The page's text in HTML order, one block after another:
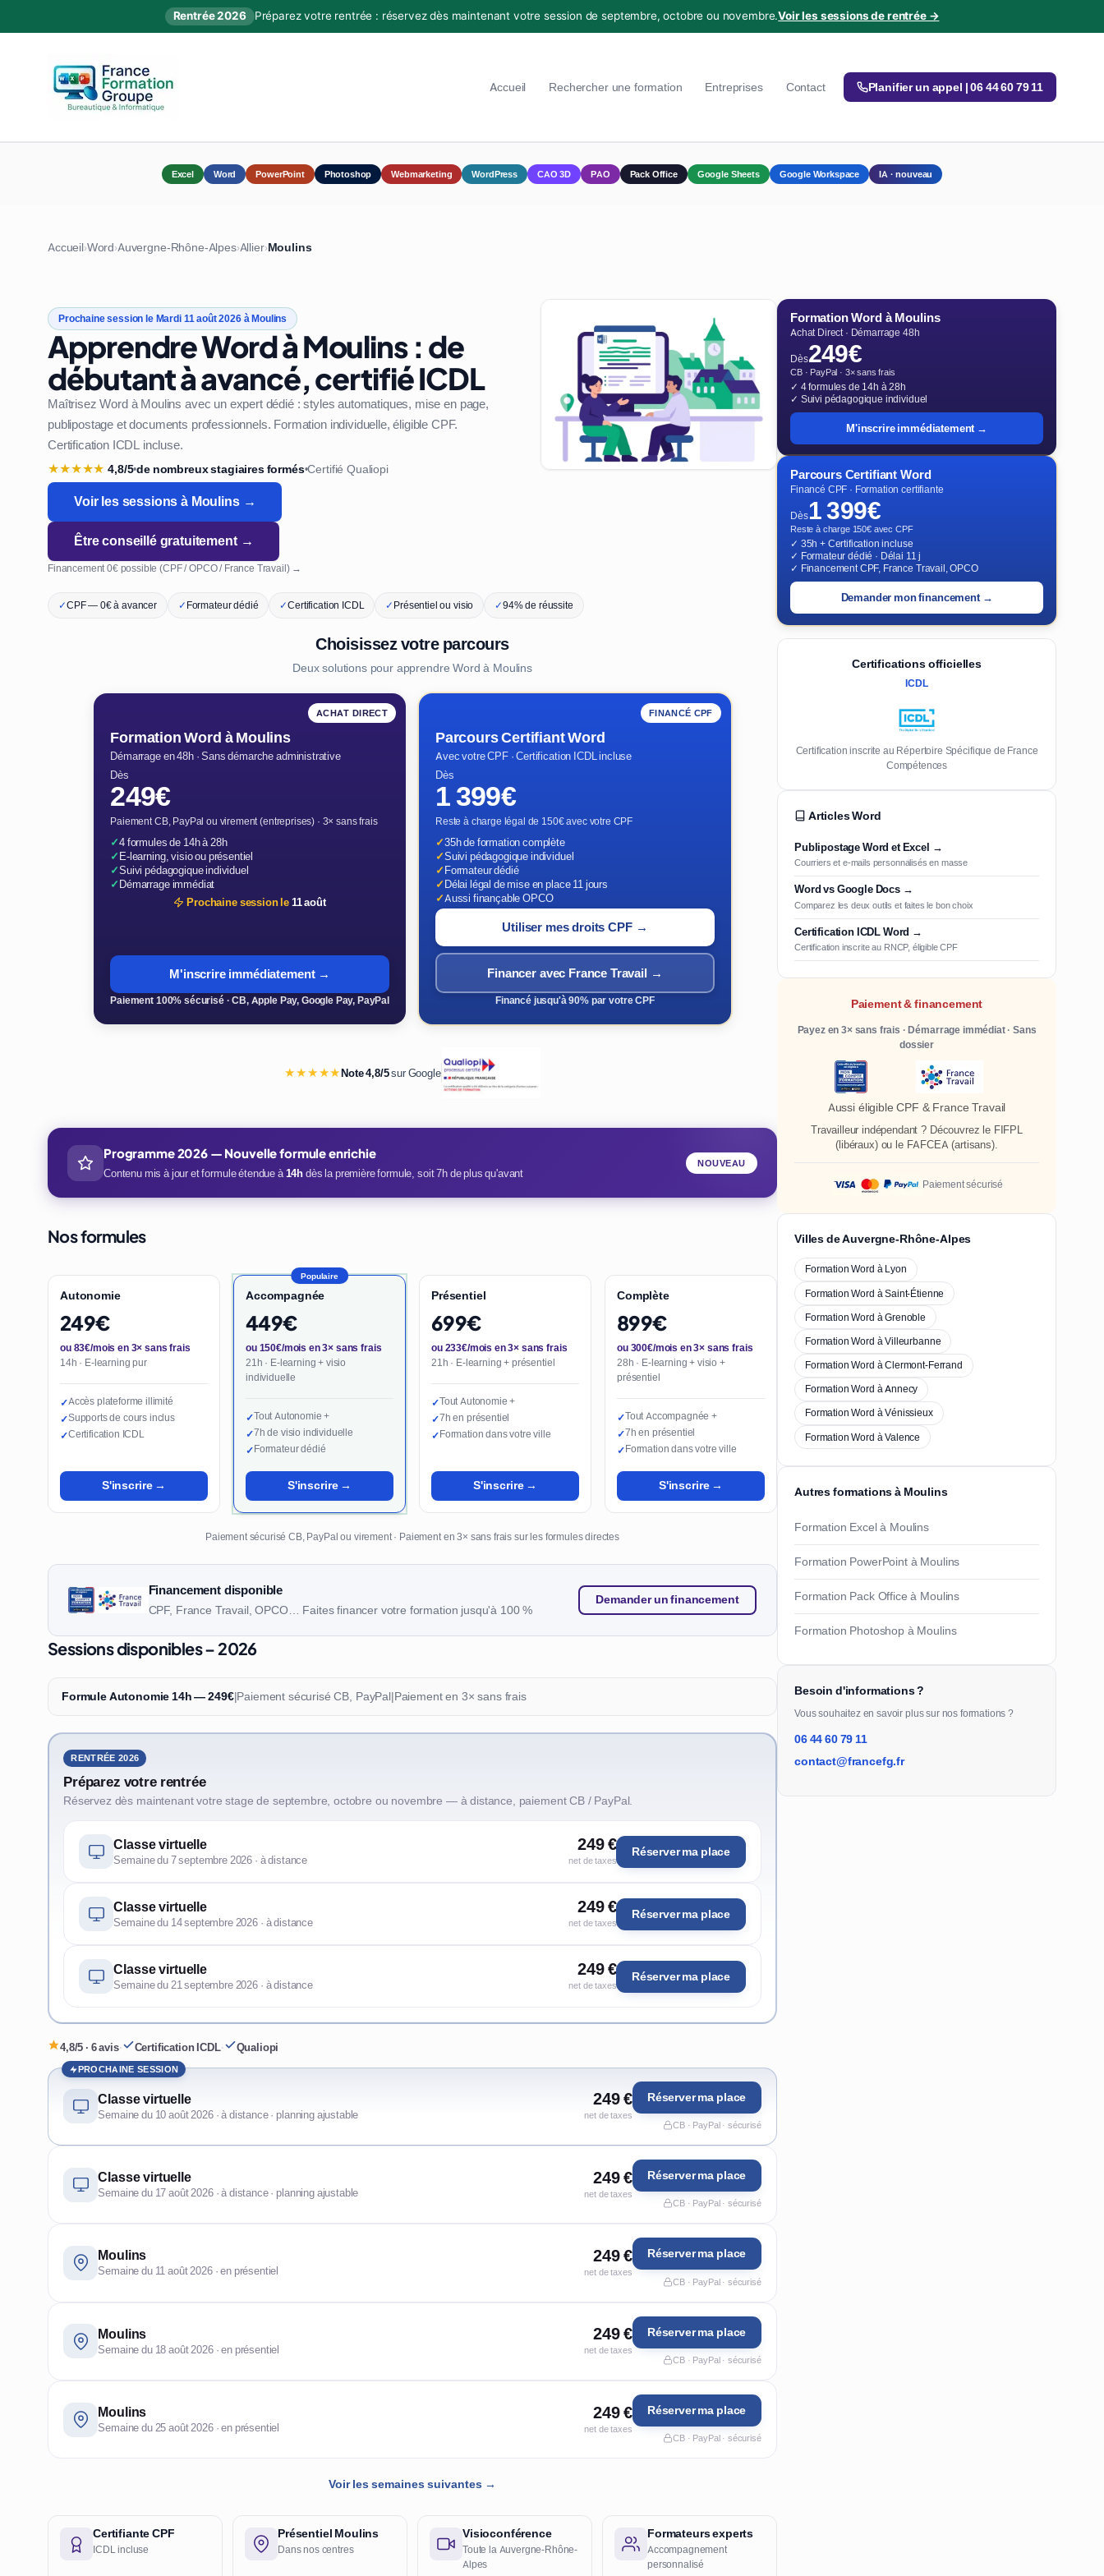
Rentrée 2026 Préparez votre rentrée : réservez dès maintenant votre session de septembre, octobre ou novembre.Voir les sessions de rentrée →
Accueil Rechercher une formation Entreprises Contact Planifier un appel | 06 44 60 79 11
Excel Word PowerPoint Photoshop Webmarketing WordPress CAO 3D PAO Pack Office Google Sheets Google Workspace IA · nouveau
Accueil›Word›Auvergne-Rhône-Alpes›Allier›Moulins
Prochaine session le Mardi 11 août 2026 à Moulins
Apprendre Word à Moulins : de
débutant à avancé, certifié ICDL
Maîtrisez Word à Moulins avec un expert dédié : styles automatiques, mise en page,
publipostage et documents professionnels. Formation individuelle, éligible CPF.
Certification ICDL incluse.
★★★★★ 4,8/5•de nombreux stagiaires formés•Certifié Qualiopi
Voir les sessions à Moulins →
Être conseillé gratuitement →
Financement 0€ possible (CPF / OPCO / France Travail) →
✓CPF — 0€ à avancer ✓Formateur dédié ✓Certification ICDL ✓Présentiel ou visio ✓94% de réussite
Choisissez votre parcours
Deux solutions pour apprendre Word à Moulins
ACHAT DIRECT
Formation Word à Moulins
Démarrage en 48h · Sans démarche administrative
Dès
249€
Paiement CB, PayPal ou virement (entreprises) · 3× sans frais
✓4 formules de 14h à 28h
✓E-learning, visio ou présentiel
✓Suivi pédagogique individuel
✓Démarrage immédiat
Prochaine session le11 août
M'inscrire immédiatement →
Paiement 100% sécurisé · CB, Apple Pay, Google Pay, PayPal
FINANCÉ CPF
Parcours Certifiant Word
Avec votre CPF · Certification ICDL incluse
Dès
1 399€
Reste à charge légal de 150€ avec votre CPF
✓35h de formation complète
✓Suivi pédagogique individuel
✓Formateur dédié
✓Délai légal de mise en place 11 jours
✓Aussi finançable OPCO
Utiliser mes droits CPF →
Financer avec France Travail →
Financé jusqu'à 90% par votre CPF
★★★★★Note 4,8/5sur Google
Programme 2026 — Nouvelle formule enrichie
Contenu mis à jour et formule étendue à14hdès la première formule, soit 7h de plus qu'avant
NOUVEAU
Nos formules
Autonomie
249€
ou 83€/mois en 3× sans frais
14h · E-learning pur
✓Accès plateforme illimité
✓Supports de cours inclus
✓Certification ICDL
S'inscrire →
Populaire
Accompagnée
449€
ou 150€/mois en 3× sans frais
21h · E-learning + visio
individuelle
✓Tout Autonomie +
✓7h de visio individuelle
✓Formateur dédié
S'inscrire →
Présentiel
699€
ou 233€/mois en 3× sans frais
21h · E-learning + présentiel
✓Tout Autonomie +
✓7h en présentiel
✓Formation dans votre ville
S'inscrire →
Complète
899€
ou 300€/mois en 3× sans frais
28h · E-learning + visio +
présentiel
✓Tout Accompagnée +
✓7h en présentiel
✓Formation dans votre ville
S'inscrire →
Paiement sécurisé CB, PayPal ou virement · Paiement en 3× sans frais sur les formules directes
Financement disponible
CPF, France Travail, OPCO… Faites financer votre formation jusqu'à 100 %
Demander un financement
Sessions disponibles – 2026
Formule Autonomie 14h — 249€|Paiement sécurisé CB, PayPal|Paiement en 3× sans frais
RENTRÉE 2026
Préparez votre rentrée
Réservez dès maintenant votre stage de septembre, octobre ou novembre — à distance, paiement CB / PayPal.
Classe virtuelle
Semaine du 7 septembre 2026 · à distance
249 €
net de taxes
Réserver ma place
Classe virtuelle
Semaine du 14 septembre 2026 · à distance
249 €
net de taxes
Réserver ma place
Classe virtuelle
Semaine du 21 septembre 2026 · à distance
249 €
net de taxes
Réserver ma place
4,8/5 · 6 avis· Certification ICDL· Qualiopi
PROCHAINE SESSION
Classe virtuelle
Semaine du 10 août 2026 · à distance · planning ajustable
249 €
net de taxes
Réserver ma place
CB · PayPal · sécurisé
Classe virtuelle
Semaine du 17 août 2026 · à distance · planning ajustable
249 €
net de taxes
Réserver ma place
CB · PayPal · sécurisé
Moulins
Semaine du 11 août 2026 · en présentiel
249 €
net de taxes
Réserver ma place
CB · PayPal · sécurisé
Moulins
Semaine du 18 août 2026 · en présentiel
249 €
net de taxes
Réserver ma place
CB · PayPal · sécurisé
Moulins
Semaine du 25 août 2026 · en présentiel
249 €
net de taxes
Réserver ma place
CB · PayPal · sécurisé
Voir les semaines suivantes →
Certifiante CPF
ICDL incluse
Présentiel Moulins
Dans nos centres
Visioconférence
Toute la Auvergne-Rhône-
Alpes
Formateurs experts
Accompagnement
personnalisé
Formation Word à Moulins
Achat Direct · Démarrage 48h
Dès249€
CB · PayPal · 3× sans frais
✓ 4 formules de 14h à 28h
✓ Suivi pédagogique individuel
M'inscrire immédiatement →
Parcours Certifiant Word
Financé CPF · Formation certifiante
Dès1 399€
Reste à charge 150€ avec CPF
✓ 35h + Certification incluse
✓ Formateur dédié · Délai 11 j
✓ Financement CPF, France Travail, OPCO
Demander mon financement →
Certifications officielles
ICDL
Certification inscrite au Répertoire Spécifique de France
Compétences
Articles Word
Publipostage Word et Excel →
Courriers et e-mails personnalisés en masse
Word vs Google Docs →
Comparez les deux outils et faites le bon choix
Certification ICDL Word →
Certification inscrite au RNCP, éligible CPF
Paiement & financement
Payez en 3× sans frais · Démarrage immédiat · Sans
dossier
Aussi éligible CPF & France Travail
Travailleur indépendant ? Découvrez le FIFPL
(libéraux) ou le FAFCEA (artisans).
Paiement sécurisé
Villes de Auvergne-Rhône-Alpes
Formation Word à Lyon
Formation Word à Saint-Étienne
Formation Word à Grenoble
Formation Word à Villeurbanne
Formation Word à Clermont-Ferrand
Formation Word à Annecy
Formation Word à Vénissieux
Formation Word à Valence
Autres formations à Moulins
Formation Excel à Moulins
Formation PowerPoint à Moulins
Formation Pack Office à Moulins
Formation Photoshop à Moulins
Besoin d'informations ?
Vous souhaitez en savoir plus sur nos formations ?
06 44 60 79 11
contact@francefg.fr